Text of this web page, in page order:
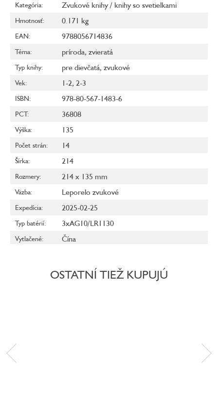
Kategória: Zvukové knihy / knihy so svetielkami
Hmotnosť: 0.171 kg
EAN: 9788056714836
Téma: príroda, zvieratá
Typ knihy: pre dievčatá, zvukové
Vek: 1-2, 2-3
ISBN: 978-80-567-1483-6
PCT: 36808
Výška: 135
Počet strán: 14
Šírka: 214
Rozmery: 214 x 135 mm
Väzba: Leporelo zvukové
Expedícia: 2025-02-25
Typ batérií: 3xAG10/LR1130
Vytlačené: Čína
OSTATNÍ TIEŽ KUPUJÚ